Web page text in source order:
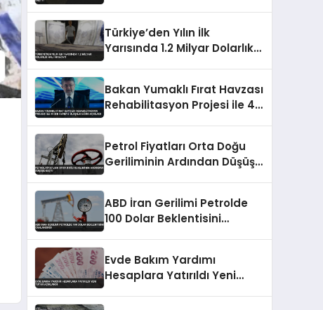
Türkiye’den Yılın İlk
Yarısında 1.2 Milyar Dolarlık
Bakan Yumaklı Fırat Havzası
Rehabilitasyon Projesi ile 40
Petrol Fiyatları Orta Doğu
Geriliminin Ardından Düşüşe
ABD İran Gerilimi Petrolde
100 Dolar Beklentisini
Evde Bakım Yardımı
Hesaplara Yatırıldı Yeni